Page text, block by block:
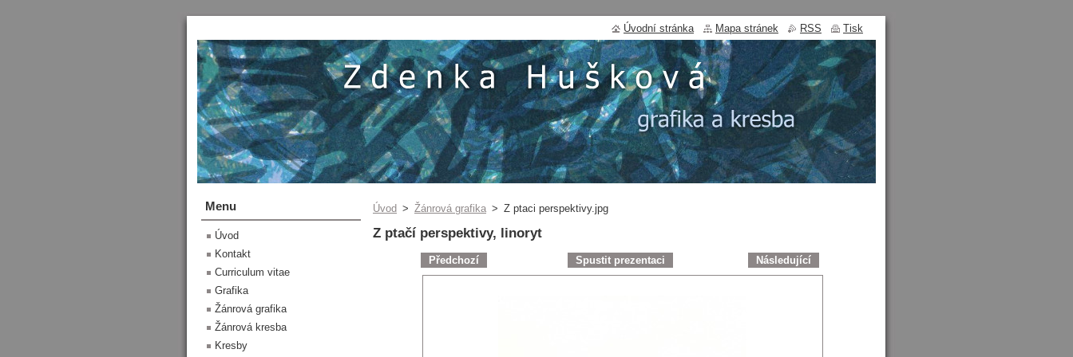
Úvod > Žánrová grafika > Z ptaci perspektivy.jpg
Z ptačí perspektivy, linoryt
Předchozí Spustit prezentaci Následující
Menu
Úvod
Kontakt
Curriculum vitae
Grafika
Žánrová grafika
Žánrová kresba
Kresby
Úvodní stránka Mapa stránek RSS Tisk